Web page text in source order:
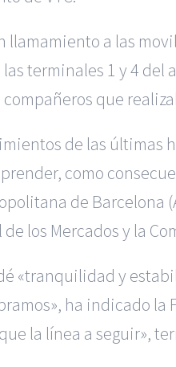
llamamiento a las
terminales 1 y 4 del
que
de las últimas
como
de Barcelona
los Mercados y la
«tranquilidad y
ha indicado la
la línea a seguir»,